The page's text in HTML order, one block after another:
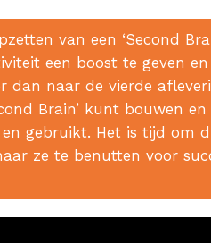
van een ‘Second
een boost te geven
dan naar de vierde
Brain’ kunt bouwen
gebruikt. Het is tijd om
ze te benutten voor